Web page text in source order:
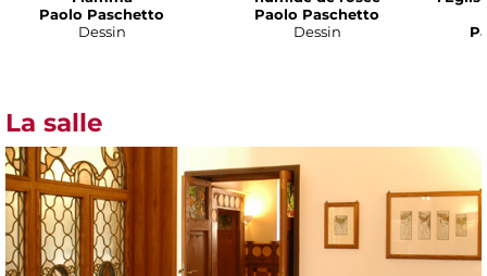
Paolo Paschetto
Dessin
Paolo Paschetto
Dessin
La salle